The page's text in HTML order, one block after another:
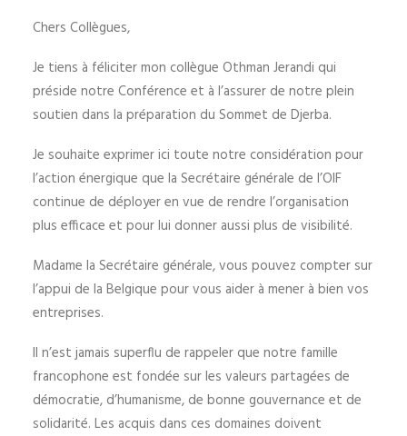
Chers Collègues,
Je tiens à féliciter mon collègue Othman Jerandi qui
préside notre Conférence et à l’assurer de notre plein
soutien dans la préparation du Sommet de Djerba.
Je souhaite exprimer ici toute notre considération pour
l’action énergique que la Secrétaire générale de l’OIF
continue de déployer en vue de rendre l’organisation
plus efficace et pour lui donner aussi plus de visibilité.
Madame la Secrétaire générale, vous pouvez compter sur
l’appui de la Belgique pour vous aider à mener à bien vos
entreprises.
Il n’est jamais superflu de rappeler que notre famille
francophone est fondée sur les valeurs partagées de
démocratie, d’humanisme, de bonne gouvernance et de
solidarité. Les acquis dans ces domaines doivent